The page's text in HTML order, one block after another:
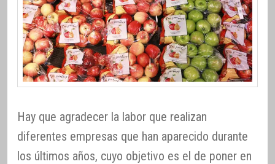
Hay que agradecer la labor que realizan
diferentes empresas que han aparecido durante
los últimos años, cuyo objetivo es el de poner en